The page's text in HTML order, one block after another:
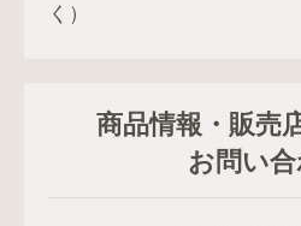
く）
商品情報・販売
お問い